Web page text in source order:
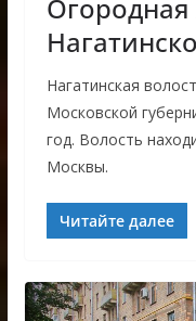
Нагатинская
Московской
год. Волость
Москвы.
Читайте далее